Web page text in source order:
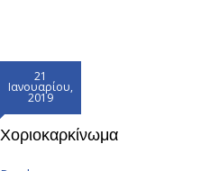
21
Ιανουαρίου,
2019
Χοριοκαρκίνωμα